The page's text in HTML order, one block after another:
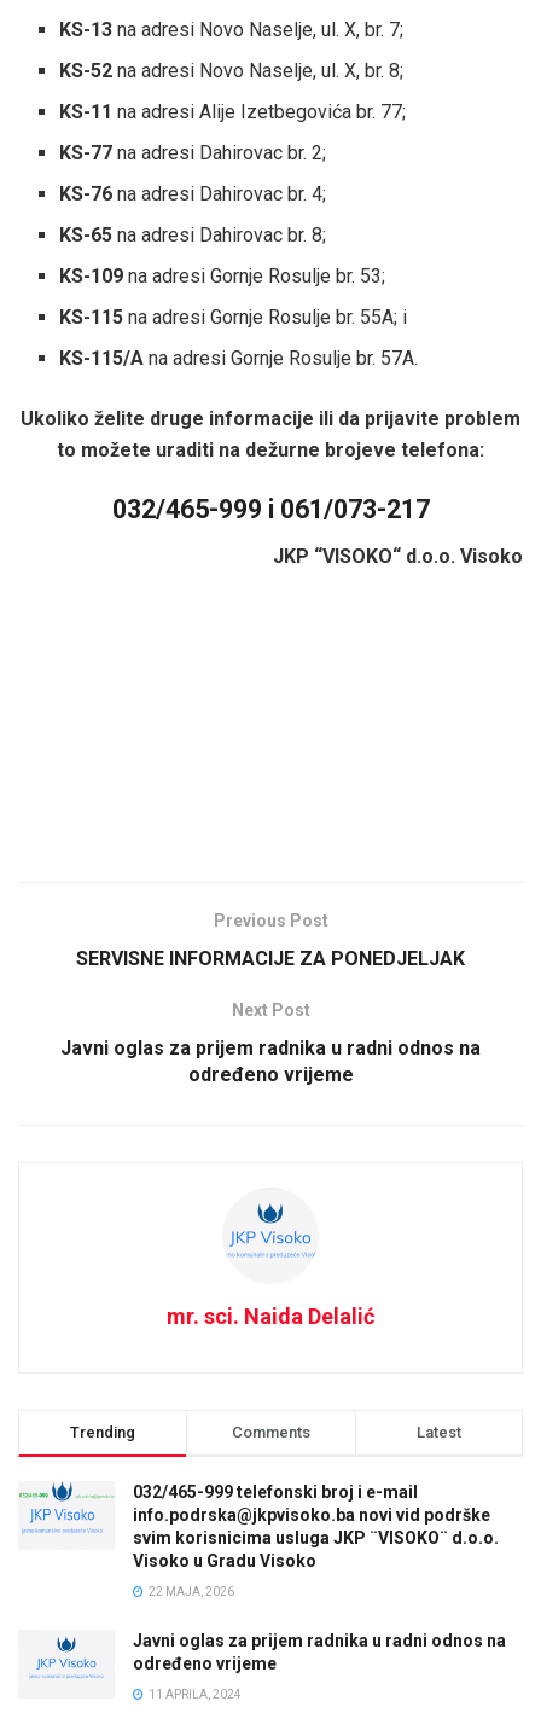
KS-13na adresi Novo Naselje, ul. X, br. 7;
KS-52na adresi Novo Naselje, ul. X, br. 8;
KS-11na adresi Alije Izetbegovića br. 77;
KS-77na adresi Dahirovac br. 2;
KS-76na adresi Dahirovac br. 4;
KS-65na adresi Dahirovac br. 8;
KS-109na adresi Gornje Rosulje br. 53;
KS-115na adresi Gornje Rosulje br. 55A; i
KS-115/Ana adresi Gornje Rosulje br. 57A.
Ukoliko želite druge informacije ili da prijavite problem
to možete uraditi na dežurne brojeve telefona:
032/465-999 i 061/073-217
JKP “VISOKO“ d.o.o. Visoko
Previous Post
SERVISNE INFORMACIJE ZA PONEDJELJAK
Next Post
Javni oglas za prijem radnika u radni odnos na
određeno vrijeme
mr. sci. Naida Delalić
Trending Comments Latest
032/465-999 telefonski broj i e-mail
info.podrska@jkpvisoko.ba novi vid podrške
svim korisnicima usluga JKP ¨VISOKO¨ d.o.o.
Visoko u Gradu Visoko
22 MAJA, 2026
Javni oglas za prijem radnika u radni odnos na
određeno vrijeme
11 APRILA, 2024